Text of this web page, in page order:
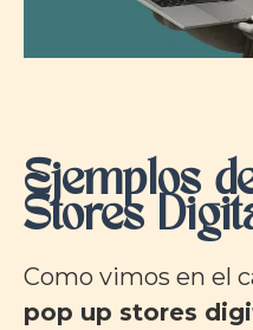
Ejemplos
Stores
Como vimos en el
pop up stores